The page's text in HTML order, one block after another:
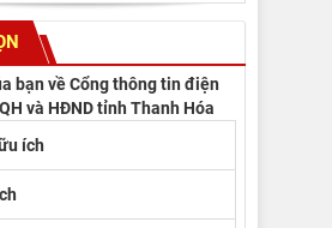
bạn về Cổng thông tin điện
và HĐND tỉnh Thanh Hóa
ích